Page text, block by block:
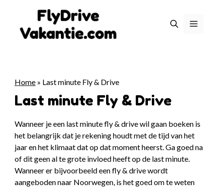
Menu
Home » Last minute Fly & Drive
Last minute Fly & Drive
Wanneer je een last minute fly & drive wil gaan boeken is
het belangrijk dat je rekening houdt met de tijd van het
jaar en het klimaat dat op dat moment heerst. Ga goed na
of dit geen al te grote invloed heeft op de last minute.
Wanneer er bijvoorbeeld een fly & drive wordt
aangeboden naar Noorwegen, is het goed om te weten